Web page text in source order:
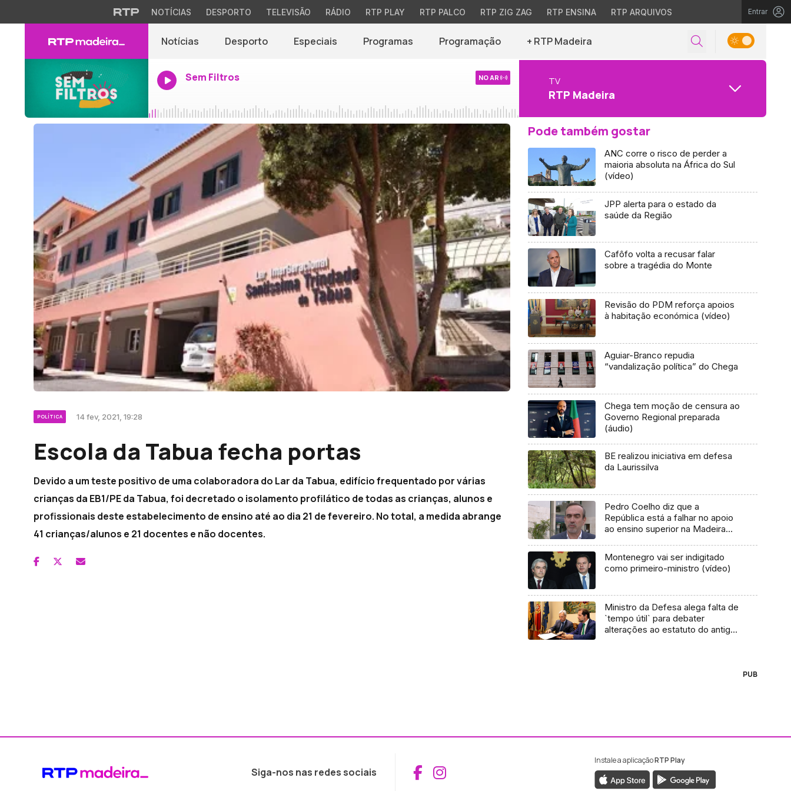
NOTÍCIAS DESPORTO TELEVISÃO RÁDIO RTP PLAY RTP PALCO RTP ZIG ZAG RTP ENSINA RTP ARQUIVOS Entrar
Notícias Desporto Especiais Programas Programação + RTP Madeira
Sem Filtros NO AR TV
RTP Madeira
POLÍTICA 14 fev, 2021, 19:28
Escola da Tabua fecha portas
Devido a um teste positivo de uma colaboradora do Lar da Tabua, edifício frequentado por várias
crianças da EB1/PE da Tabua, foi decretado o isolamento profilático de todas as crianças, alunos e
profissionais deste estabelecimento de ensino até ao dia 21 de fevereiro. No total, a medida abrange
41 crianças/alunos e 21 docentes e não docentes.
Pode também gostar
ANC corre o risco de perder a
maioria absoluta na África do Sul
(vídeo)
JPP alerta para o estado da
saúde da Região
Cafôfo volta a recusar falar
sobre a tragédia do Monte
Revisão do PDM reforça apoios
à habitação económica (vídeo)
Aguiar-Branco repudia
“vandalização política” do Chega
Chega tem moção de censura ao
Governo Regional preparada
(áudio)
BE realizou iniciativa em defesa
da Laurissilva
Pedro Coelho diz que a
República está a falhar no apoio
ao ensino superior na Madeira
Montenegro vai ser indigitado
como primeiro-ministro (vídeo)
Ministro da Defesa alega falta de
`tempo útil` para debater
alterações ao estatuto do antigo
PUB
Siga-nos nas redes sociais Aceder ao Facebook da RTP Madeira
Aceder ao Instagram da RTP Madeira
Instale a aplicaçãoRTP Play